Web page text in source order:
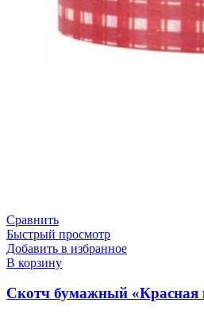
Сравнить
Быстрый просмотр
Добавить в избранное
В корзину
Скотч бумажный «Красная